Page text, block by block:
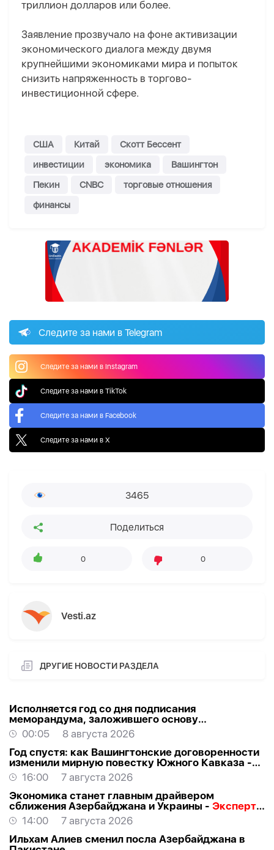
триллион долларов или более.
Заявление прозвучало на фоне активизации
экономического диалога между двумя
крупнейшими экономиками мира и попыток
снизить напряженность в торгово-
инвестиционной сфере.
США Китай
Скотт Бессент
инвестиции
экономика
Вашингтон
Пекин
CNBC
торговые отношения
финансы
Следите за нами в Telegram
Следите за нами в Instagram
Следите за нами в TikTok
Следите за нами в Facebook
Следите за нами в X
3465
Поделиться
0 0
Vesti.az
ДРУГИЕ НОВОСТИ РАЗДЕЛА
Исполняется год со дня подписания
меморандума, заложившего основу
стратегического партнерства Азербайджана и
США00:05
8 августа 2026
Год спустя: как Вашингтонские договоренности
изменили мирную повестку Южного Кавказа -
ВЗГЛЯД
16:00
7 августа 2026
Экономика станет главным драйвером
сближения Азербайджана и Украины - Эксперт о
визите Байрамова в Киев
14:00
7 августа 2026
Ильхам Алиев сменил посла Азербайджана в